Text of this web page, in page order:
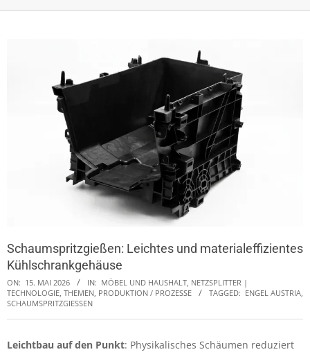
Schaumspritzgießen: Leichtes und materialeffizientes
Kühlschrankgehäuse
ON: 15. MAI 2026 IN: MÖBEL UND HAUSHALT NETZSPLITTER |
TECHNOLOGIE, THEMEN PRODUKTION / PROZESSE TAGGED: ENGEL AUSTRIA
SCHAUMSPRITZGIESSEN
Leichtbau auf den Punkt: Physikalisches Schäumen reduziert